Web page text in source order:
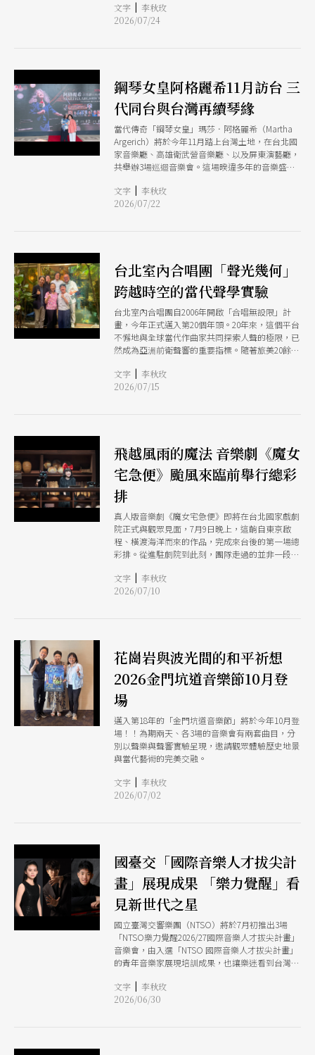
堡打擊樂團的委託作品，經過台灣創作團隊數月來
的排練與重新詮釋，將在劇場內展開一場生動的跨
文字 | 李秋玫
2026/07/24
鋼琴女皇阿格麗希11月訪台 三
代同台與台灣再續琴緣
當代傳奇「鋼琴女皇」瑪莎．阿格麗希（Martha
Argerich）將於今年11月踏上台灣土地，在台北國
家音樂廳、高雄衛武營音樂廳、以及屏東演藝廳，
共舉辦3場巡迴音樂會。這場暌違多年的音樂盛
動人故事。
文字 | 李秋玫
2026/07/22
台北室內合唱團「聲光幾何」
跨越時空的當代聲學實驗
台北室內合唱團自2006年開啟「合唱無設限」計
畫，今年正式邁入第20個年頭。20年來，這個平台
不懈地與全球當代作曲家共同探索人聲的極限，已
然成為亞洲前衛聲響的重要指標。隨著旅美20餘
指揮，合唱團於今年推動「駐團藝術家計畫」，並
於7月中旬推出許瀞心上任後的第一場專場音樂會
文字 | 李秋玫
2026/07/15
飛越風雨的魔法 音樂劇《魔女
宅急便》颱風來臨前舉行總彩
排
真人版音樂劇《魔女宅急便》即將在台北國家戲劇
院正式與觀眾見面，7月9日晚上，這齣自東京啟
程、橫渡海洋而來的作品，完成來台後的第一場總
彩排。從進駐劇院到此刻，團隊走過的並非一段順
數接踵而至，卻也讓這場演出的誕生，多了幾分與
劇中主角琪琪相似的況味：即使風雨當前，仍要鼓
文字 | 李秋玫
2026/07/10
花崗岩與波光間的和平祈想
2026金門坑道音樂節10月登
場
邁入第18年的「金門坑道音樂節」將於今年10月登
場！！為期兩天、各3場的音樂會有兩套曲目，分
別以聲樂與聲響實驗呈現，邀請觀眾體驗歷史地景
與當代藝術的完美交融。
文字 | 李秋玫
2026/07/02
國臺交「國際音樂人才拔尖計
畫」展現成果 「樂力覺醒」看
見新世代之星
國立臺灣交響樂團（NTSO）將於7月初推出3場
「NTSO樂力覺醒2026/27國際音樂人才拔尖計畫」
音樂會，由入選「NTSO 國際音樂人才拔尖計畫」
的青年音樂家展現培訓成果，也讓樂迷看到台灣音
文字 | 李秋玫
2026/06/30